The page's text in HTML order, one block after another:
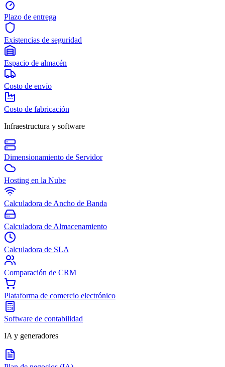
Plazo de entrega
Existencias de seguridad
Espacio de almacén
Costo de envío
Costo de fabricación
Infraestructura y software
Dimensionamiento de Servidor
Hosting en la Nube
Calculadora de Ancho de Banda
Calculadora de Almacenamiento
Calculadora de SLA
Comparación de CRM
Plataforma de comercio electrónico
Software de contabilidad
IA y generadores